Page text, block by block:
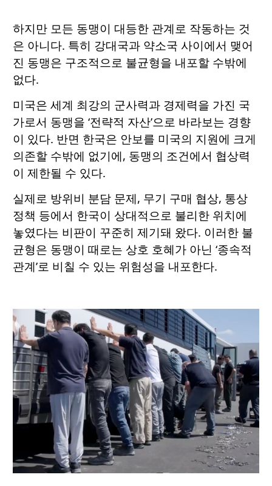
하지만 모든 동맹이 대등한 관계로 작동하는 것
은 아니다. 특히 강대국과 약소국 사이에서 맺어
진 동맹은 구조적으로 불균형을 내포할 수밖에
없다.
미국은 세계 최강의 군사력과 경제력을 가진 국
가로서 동맹을 ‘전략적 자산’으로 바라보는 경향
이 있다. 반면 한국은 안보를 미국의 지원에 크게
의존할 수밖에 없기에, 동맹의 조건에서 협상력
이 제한될 수 있다.
실제로 방위비 분담 문제, 무기 구매 협상, 통상
정책 등에서 한국이 상대적으로 불리한 위치에
놓였다는 비판이 꾸준히 제기돼 왔다. 이러한 불
균형은 동맹이 때로는 상호 호혜가 아닌 ‘종속적
관계’로 비칠 수 있는 위험성을 내포한다.